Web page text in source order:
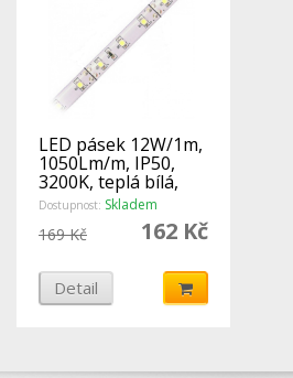
LED pásek 12W/1m,
1050Lm/m, IP50,
3200K, teplá bílá,
12V
Dostupnost: Skladem
162 Kč
169 Kč
Detail